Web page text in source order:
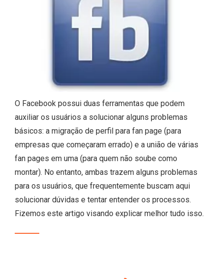
O Facebook possui duas ferramentas que podem
auxiliar os usuários a solucionar alguns problemas
básicos: a migração de perfil para fan page (para
empresas que começaram errado) e a união de várias
fan pages em uma (para quem não soube como
montar). No entanto, ambas trazem alguns problemas
para os usuários, que frequentemente buscam aqui
solucionar dúvidas e tentar entender os processos.
Fizemos este artigo visando explicar melhor tudo isso.